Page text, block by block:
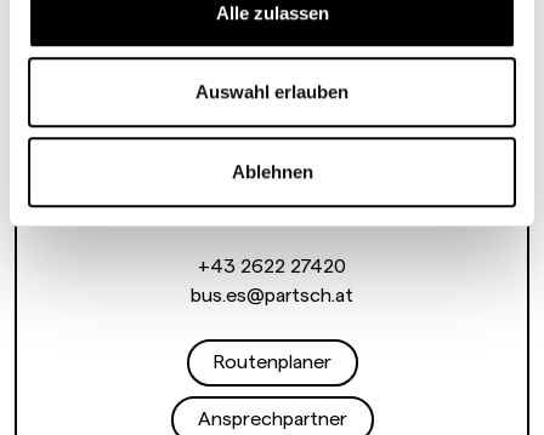
Alle zulassen
Auswahl erlauben
Ablehnen
Eisenstadt
Zielgerade 1
7000 Eisenstadt
Mo-Fr 8:00-16:00
nur telefonisch
+43 2622 27420
bus.es@partsch.at
Routenplaner
Ansprechpartner